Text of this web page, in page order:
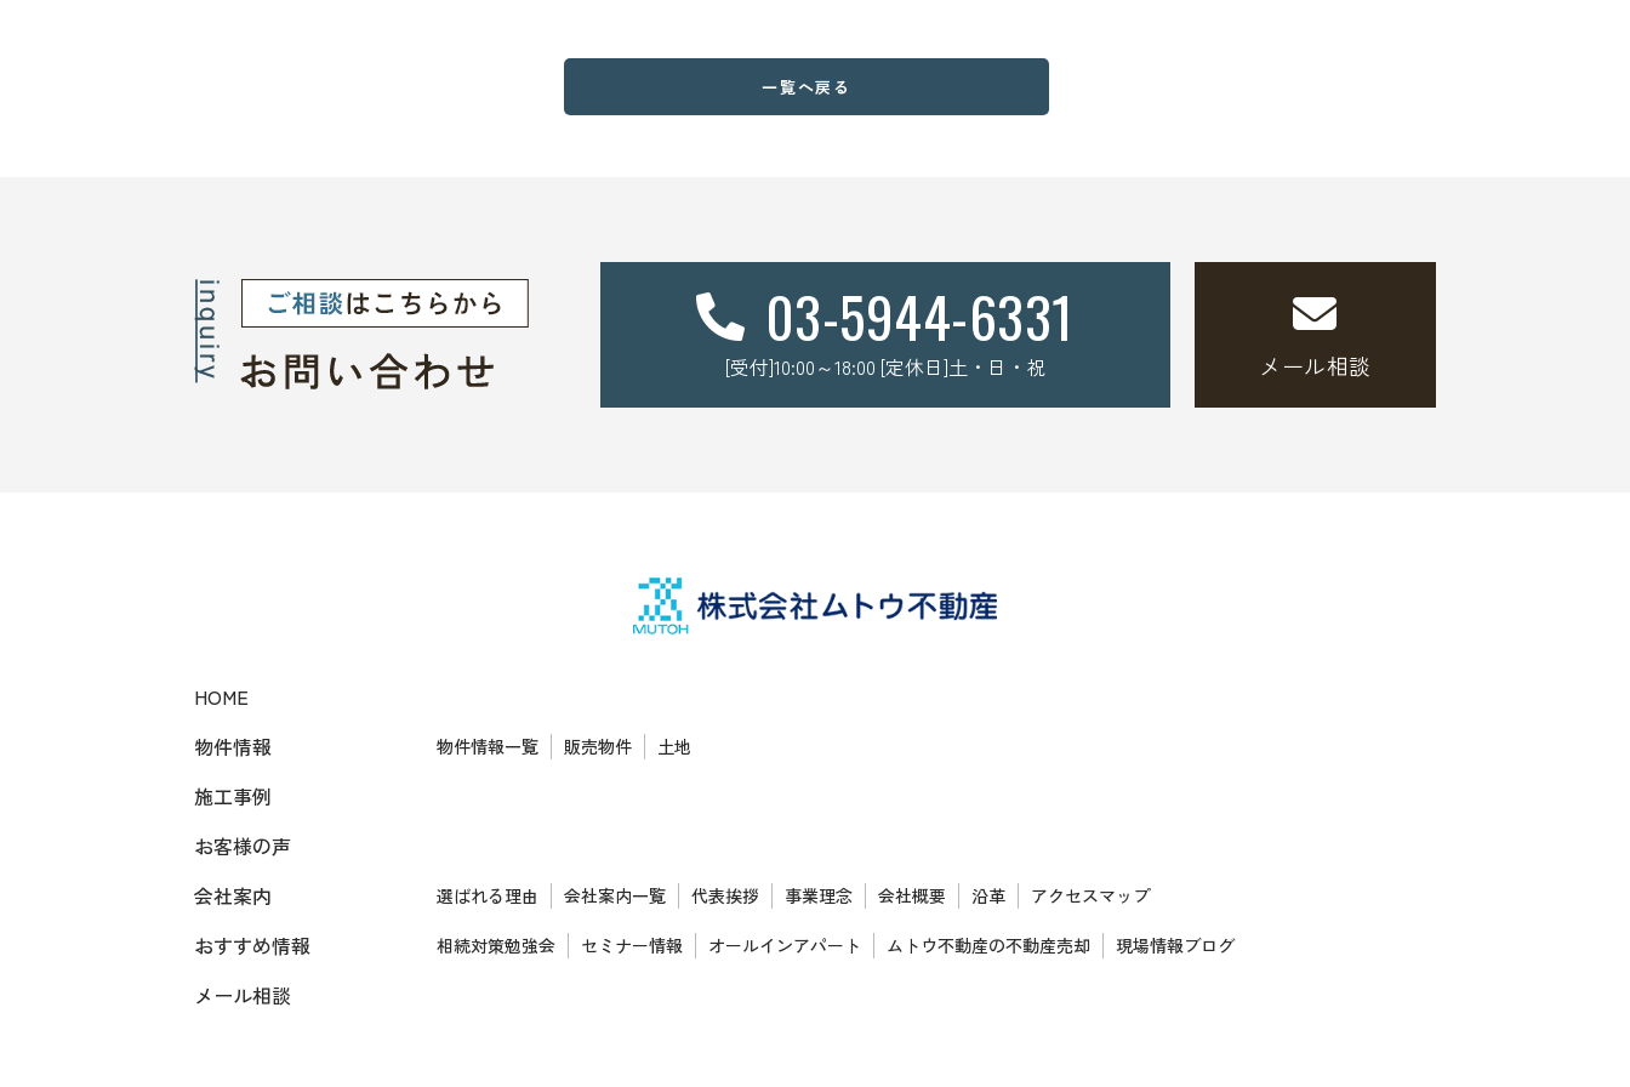
一覧へ戻る
03-5944-6331
[受付]10:00～18:00 [定休日]土・日・祝 メール相談
HOME
物件情報
物件情報一覧 販売物件 土地
施工事例
お客様の声
会社案内
選ばれる理由 会社案内一覧 代表挨拶 事業理念 会社概要 沿革 アクセスマップ
おすすめ情報 相続対策勉強会 セミナー情報 オールインアパート ムトウ不動産の不動産売却 現場情報ブログ
メール相談